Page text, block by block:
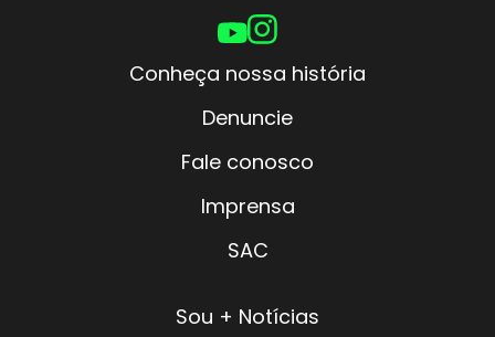
Conheça nossa história
Denuncie
Fale conosco
Imprensa
SAC
Sou + Notícias